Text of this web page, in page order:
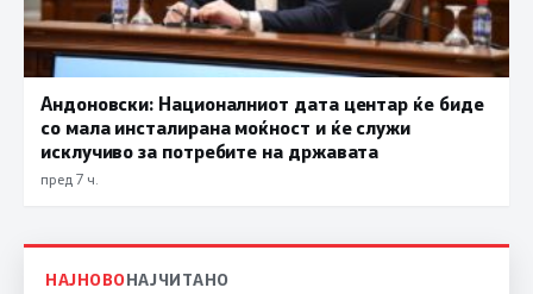
Андоновски: Националниот дата центар ќе биде
со мала инсталирана моќност и ќе служи
исклучиво за потребите на државата
пред 7 ч.
НАЈНОВОНАЈЧИТАНО